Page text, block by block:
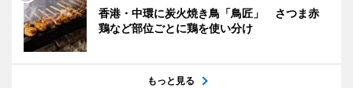
香港・中環に炭火焼き鳥「鳥匠」 さつま赤
鶏など部位ごとに鶏を使い分け
もっと見る